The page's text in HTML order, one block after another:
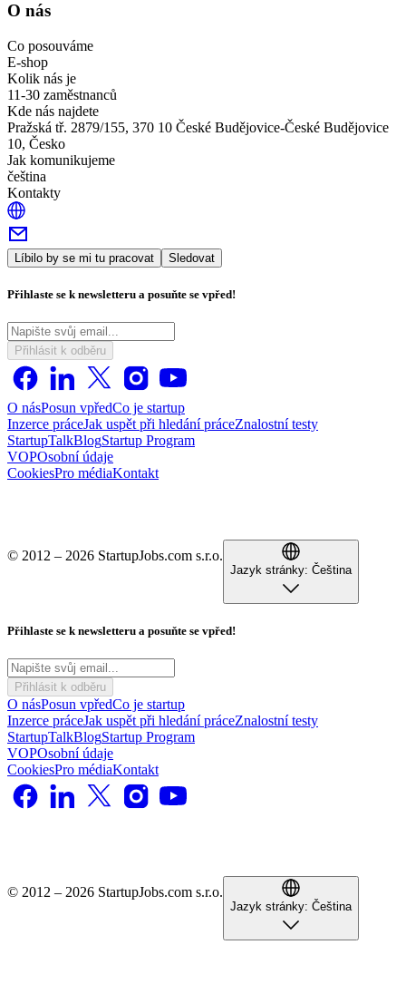
O nás
Co posouváme
E-shop
Kolik nás je
11-30 zaměstnanců
Kde nás najdete
Pražská tř. 2879/155, 370 10 České Budějovice-České Budějovice
10, Česko
Jak komunikujeme
čeština
Kontakty
Líbilo by se mi tu pracovat Sledovat
Přihlaste se k newsletteru a posuňte se vpřed!
Přihlásit k odběru
O násPosun vpředCo je startup
Inzerce práceJak uspět při hledání práceZnalostní testy
StartupTalkBlogStartup Program
VOPOsobní údaje
CookiesPro médiaKontakt
© 2012 – 2026 StartupJobs.com s.r.o.
Jazyk stránky: Čeština
Přihlaste se k newsletteru a posuňte se vpřed!
Přihlásit k odběru
O násPosun vpředCo je startup
Inzerce práceJak uspět při hledání práceZnalostní testy
StartupTalkBlogStartup Program
VOPOsobní údaje
CookiesPro médiaKontakt
© 2012 – 2026 StartupJobs.com s.r.o.
Jazyk stránky: Čeština